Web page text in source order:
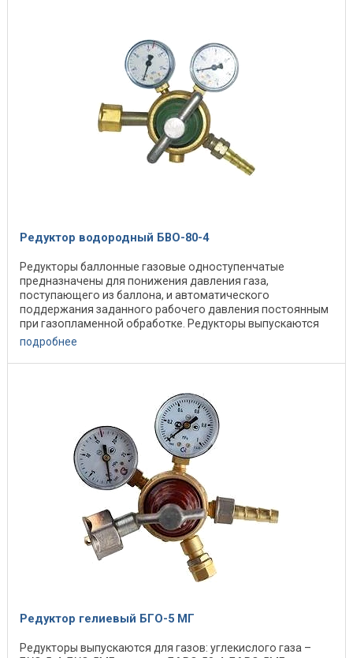
Редуктор водородный БВО-80-4
Редукторы баллонные газовые одноступенчатые
предназначены для понижения давления газа,
поступающего из баллона, и автоматического
поддержания заданного рабочего давления постоянным
при газопламенной обработке. Редукторы выпускаются
для газов: ...
подробнее
Редуктор гелиевый БГО-5 МГ
Редукторы выпускаются для газов: углекислого газа –